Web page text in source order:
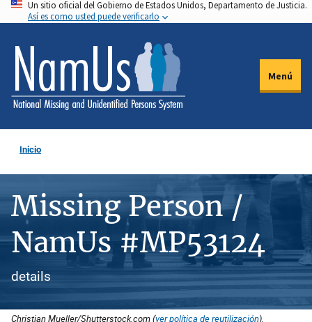
Pasar
al
contenido
principal
Un sitio oficial del Gobierno de Estados Unidos, Departamento de Justicia.
Así es como usted puede verificarlo
Menú
Inicio
Missing Person /
NamUs #MP53124
details
Christian Mueller/Shutterstock.com (ver política de reutilización).